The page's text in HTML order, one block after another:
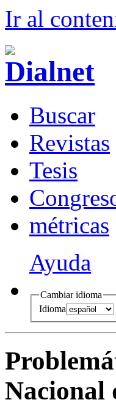
Ir al
Buscar
Revistas
Tesis
Con
métricas
Ayuda
Cambiar idioma
Idioma
Nacional